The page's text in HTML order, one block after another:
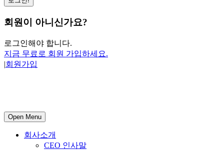
회원이 아니신가요?
로그인해야 합니다.
지금 무료로 회원 가입하세요.
|회원가입
Open Menu
회사소개
CEO 인사말